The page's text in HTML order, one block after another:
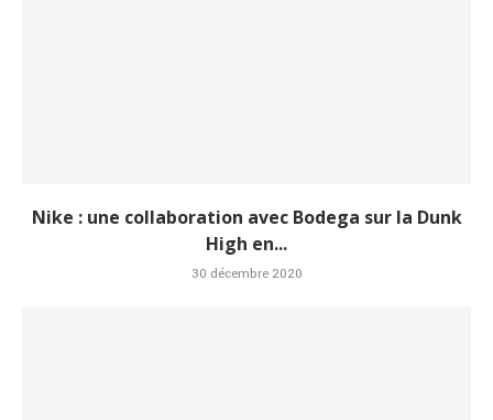
Nike : une collaboration avec Bodega sur la Dunk
High en...
30 décembre 2020